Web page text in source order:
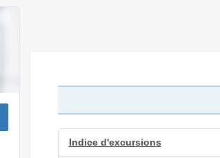
Indice d'excursions